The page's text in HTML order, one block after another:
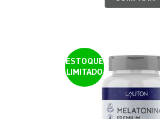
ESTOQUE
LIMITADO